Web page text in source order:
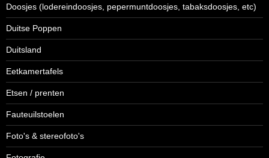
Doosjes (lodereindoosjes, pepermuntdoosjes, tabaksdoosjes, etc)
Duitse Poppen
Duitsland
Eetkamertafels
Etsen / prenten
Fauteuilstoelen
Foto's & stereofoto's